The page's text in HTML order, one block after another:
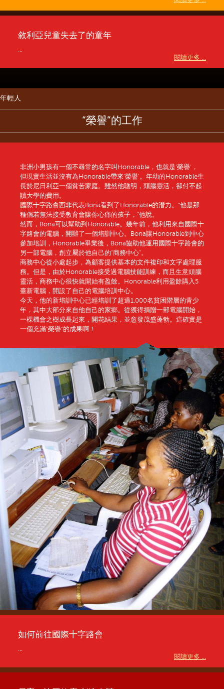
敘利亞兒童失去了的童年
...
閱讀更多 ...
年輕人
“榮譽”的工作
非洲小男孩有一個不尋常的名字叫Honorable，也就是‘榮譽’，
但現實生活並沒有為Honorable帶來‘榮譽’。年幼的Honorable生
長於尼日利亞一個貧苦家庭。雖然他聰明，頭腦靈活，卻付不起
讀大學的費用。
國際十字路會西非代表Bona看到了Honorable的潛力。“他是那
種倘若無法接受教育會讓你心痛的孩子，”他說。
然而，Bona可以幫助到Honorable。幾年前，他利用來自國際十
字路會的電腦，開辦了一個培訓中心。Bona讓Honorable到中心
參加培訓，Honorable畢業後，Bona協助他運用國際十字路會的
另一部電腦，創立屬於他自己的“商務中心”。
商務中心從小處起步，為顧客提供基本的文件複印和文字處理服
務。但是，由於Honorable接受過電腦技能訓練，而且生意頭腦
靈活，商務中心很快就開始有盈餘。Honorable利用盈餘購入5
臺新電腦，開設了自己的電腦培訓中心。
今天，他的新培訓中心已經培訓了超過1,000名貧困階層的青少
年，其中大部分來自他自己的家鄉。從獲得捐贈一部電腦開始，
一棵機會之樹成長起來，開花結果，並愈發茂盛蓬勃。這確實是
一個充滿“榮譽”的成果啊！
如何前往國際十字路會
...
閱讀更多 ...